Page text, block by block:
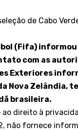
de Cabo
(Fifa)
com as
Exteriores
Nova Zelândia,
brasileira.
direito à
, não fornece